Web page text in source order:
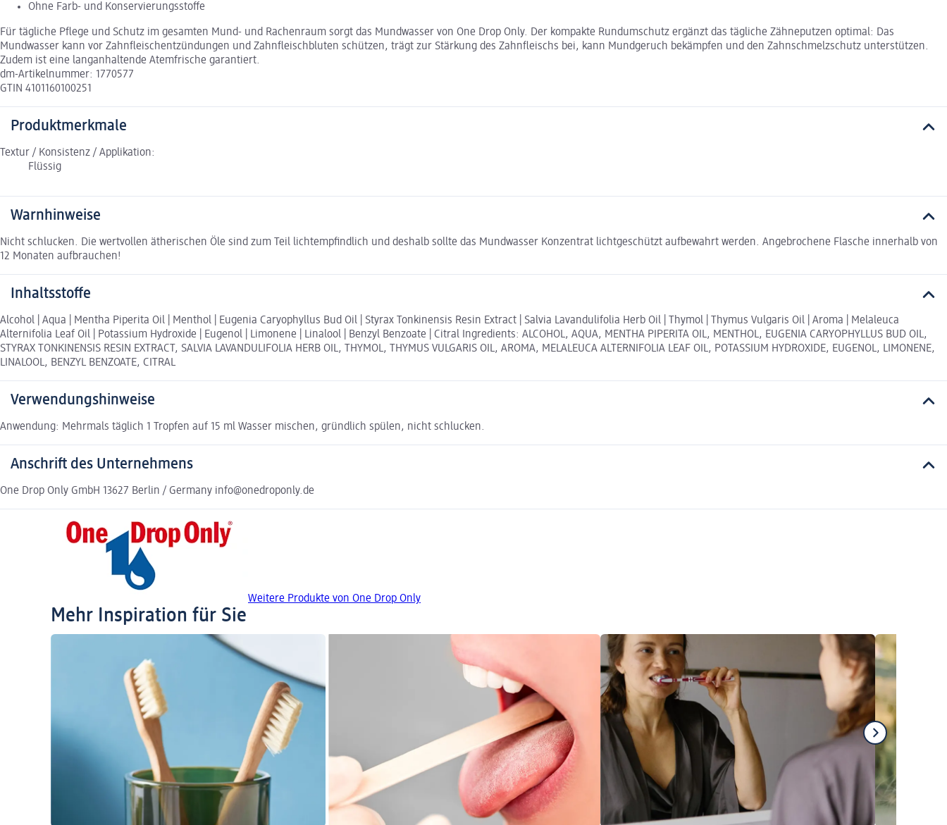
Ohne Farb- und Konservierungsstoffe
Für tägliche Pflege und Schutz im gesamten Mund- und Rachenraum sorgt das Mundwasser von One Drop Only. Der kompakte Rundumschutz ergänzt das tägliche Zähneputzen optimal: Das
Mundwasser kann vor Zahnfleischentzündungen und Zahnfleischbluten schützen, trägt zur Stärkung des Zahnfleischs bei, kann Mundgeruch bekämpfen und den Zahnschmelzschutz unterstützen.
Zudem ist eine langanhaltende Atemfrische garantiert.
dm-Artikelnummer: 1770577
GTIN 4101160100251
Produktmerkmale
Textur / Konsistenz / Applikation:
Flüssig
Warnhinweise
Nicht schlucken. Die wertvollen ätherischen Öle sind zum Teil lichtempfindlich und deshalb sollte das Mundwasser Konzentrat lichtgeschützt aufbewahrt werden. Angebrochene Flasche innerhalb von
12 Monaten aufbrauchen!
Inhaltsstoffe
Alcohol | Aqua | Mentha Piperita Oil | Menthol | Eugenia Caryophyllus Bud Oil | Styrax Tonkinensis Resin Extract | Salvia Lavandulifolia Herb Oil | Thymol | Thymus Vulgaris Oil | Aroma | Melaleuca
Alternifolia Leaf Oil | Potassium Hydroxide | Eugenol | Limonene | Linalool | Benzyl Benzoate | Citral Ingredients: ALCOHOL, AQUA, MENTHA PIPERITA OIL, MENTHOL, EUGENIA CARYOPHYLLUS BUD OIL,
STYRAX TONKINENSIS RESIN EXTRACT, SALVIA LAVANDULIFOLIA HERB OIL, THYMOL, THYMUS VULGARIS OIL, AROMA, MELALEUCA ALTERNIFOLIA LEAF OIL, POTASSIUM HYDROXIDE, EUGENOL, LIMONENE,
LINALOOL, BENZYL BENZOATE, CITRAL
Verwendungshinweise
Anwendung: Mehrmals täglich 1 Tropfen auf 15 ml Wasser mischen, gründlich spülen, nicht schlucken.
Anschrift des Unternehmens
One Drop Only GmbH 13627 Berlin / Germany info@onedroponly.de
Weitere Produkte von One Drop Only
Mehr Inspiration für Sie